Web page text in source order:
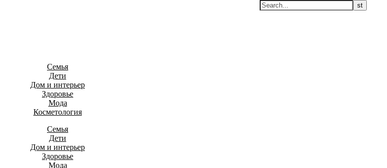
Семья
Дети
Дом и интерьер
Здоровье
Мода
Косметология
Семья
Дети
Дом и интерьер
Здоровье
Мода